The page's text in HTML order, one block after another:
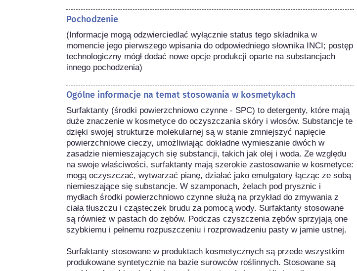
Pochodzenie
(Informacje mogą odzwierciedlać wyłącznie status tego składnika w
momencie jego pierwszego wpisania do odpowiedniego słownika INCI; postęp
technologiczny mógł dodać nowe opcje produkcji oparte na substancjach
innego pochodzenia)
Ogólne informacje na temat stosowania w kosmetykach
Surfaktanty (środki powierzchniowo czynne - SPC) to detergenty, które mają
duże znaczenie w kosmetyce do oczyszczania skóry i włosów. Substancje te
dzięki swojej strukturze molekularnej są w stanie zmniejszyć napięcie
powierzchniowe cieczy, umożliwiając dokładne wymieszanie dwóch w
zasadzie niemieszających się substancji, takich jak olej i woda. Ze względu
na swoje właściwości, surfaktanty mają szerokie zastosowanie w kosmetyce:
mogą oczyszczać, wytwarzać pianę, działać jako emulgatory łącząc ze sobą
niemieszające się substancje. W szamponach, żelach pod prysznic i
mydłach środki powierzchniowo czynne służą na przykład do zmywania z
ciała tłuszczu i cząsteczek brudu za pomocą wody. Surfaktanty stosowane
są również w pastach do zębów. Podczas czyszczenia zębów sprzyjają one
szybkiemu i pełnemu rozpuszczeniu i rozprowadzeniu pasty w jamie ustnej.
Surfaktanty stosowane w produktach kosmetycznych są przede wszystkim
produkowane syntetycznie na bazie surowców roślinnych. Stosowane są